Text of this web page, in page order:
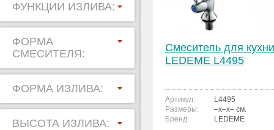
ФУНКЦИИ ИЗЛИВА:
ФОРМА
СМЕСИТЕЛЯ:
ФОРМА ИЗЛИВА:
ВЫСОТА ИЗЛИВА:
Смеситель для кухни
LEDEME L4495
Артикул:
L4495
Размеры:
–x–x– см.
Бренд:
LEDEME